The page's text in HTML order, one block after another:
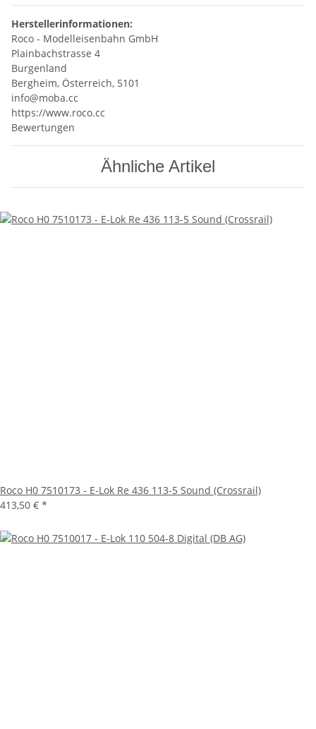
Herstellerinformationen:
Roco - Modelleisenbahn GmbH
Plainbachstrasse 4
Burgenland
Bergheim, Österreich, 5101
info@moba.cc
https://www.roco.cc
Bewertungen
Ähnliche Artikel
Roco H0 7510173 - E-Lok Re 436 113-5 Sound (Crossrail)
413,50 € *